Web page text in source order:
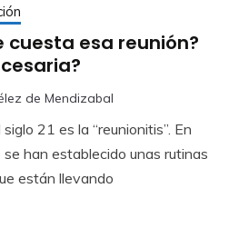
cuesta esa reunión?
de Mendizabal
21 es la “reunionitis”. En
han establecido unas rutinas
están llevando